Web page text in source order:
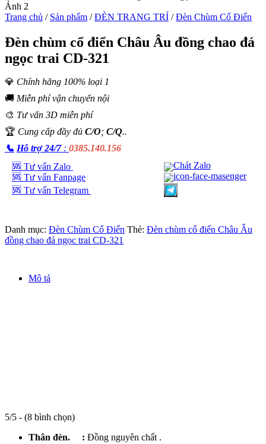
Trang chủ / Sản phẩm / ĐÈN TRANG TRÍ / Đèn Chùm Cổ Điển
Đèn chùm cổ điển Châu Âu đồng chao đá
ngọc trai CD-321
💎 Chính hãng 100% loại 1
🚚 Miễn phí vận chuyển nội
🎨 Tư vấn 3D miễn phí
🏆 Cung cấp đầy đủ C/O; C/Q..
📞 Hỗ trợ 24/7: 0385.140.156
🆘 Tư vấn Zalo
🆘 Tư vấn Fanpage
🆘 Tư vấn Telegram
Danh mục: Đèn Chùm Cổ Điển Thẻ: Đèn chùm cổ điển Châu Âu
đồng chao đá ngọc trai CD-321
Mô tả
5/5 - (8 bình chọn)
Thân đèn. : Đồng nguyên chất .